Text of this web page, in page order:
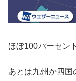
ほぼ100パーセン
あとは九州か四国